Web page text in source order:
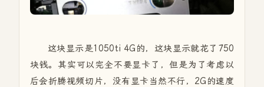
这块显示是1050ti 4G的，这块显示就花了750
块钱。其实可以完全不要显卡了，但是为了考虑以
后会折腾视频切片，没有显卡当然不行，2G的速度